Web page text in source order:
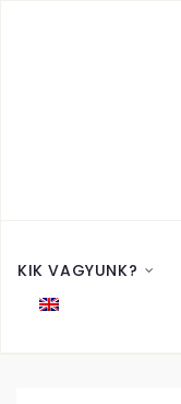
KIK VAGYUNK?